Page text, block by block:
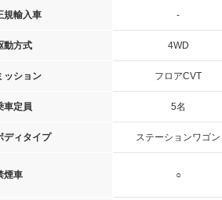
規輸入車 -
動方式 4WD
ッション フロアCVT
車定員 5名
ディタイプ ステーションワゴン
煙車 ○